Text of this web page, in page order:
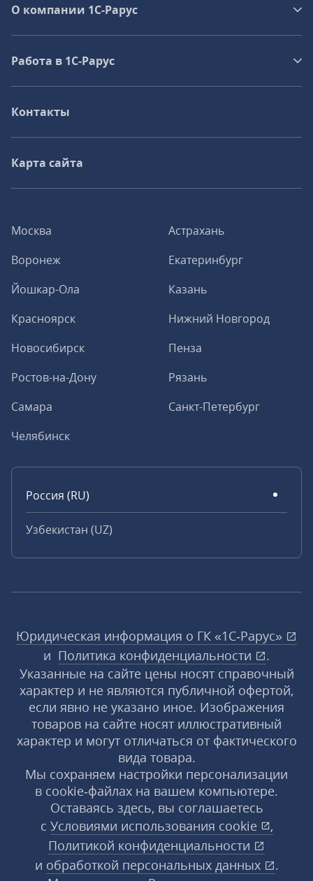
Москва
Астрахань
Воронеж
Екатеринбург
Йошкар-Ола
Казань
Красноярск
Нижний Новгород
Новосибирск
Пенза
Ростов-на-Дону
Рязань
Самара
Санкт-Петербург
Челябинск
Россия (RU)
Узбекистан (UZ)
О компании 1C-Рарус
Работа в 1С‑Рарус
Контакты
Карта сайта
Юридическая информация о ГК «1С‑Рарус»
и Политика конфиденциальности
.
Указанные на сайте цены носят справочный
характер и не являются публичной офертой,
если явно не указано иное. Изображения
товаров на сайте носят иллюстративный
характер и могут отличаться от фактического
вида товара.
Мы сохраняем настройки персонализации
в cookie‑файлах на вашем компьютере.
Оставаясь здесь, вы соглашаетесь
с Условиями использования cookie
,
Политикой конфиденциальности
и обработкой персональных данных
.